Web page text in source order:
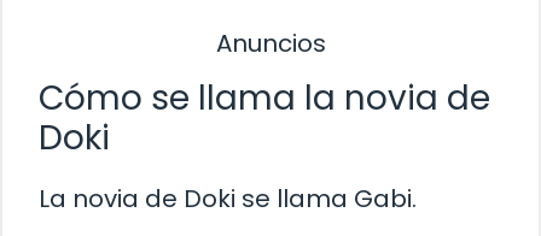
Anuncios
Cómo se llama la novia de
Doki
La novia de Doki se llama Gabi.